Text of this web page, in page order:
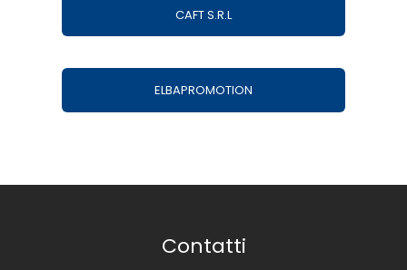
CAFT S.R.L
ELBAPROMOTION
Contatti